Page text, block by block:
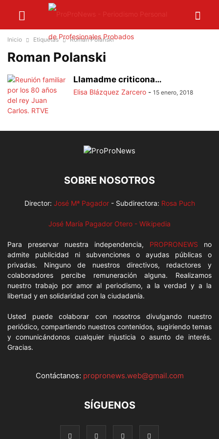
Inicio Etiquetas Roman Polanski
Roman Polanski
Llamadme criticona…
Elisa Blázquez Zarcero - 15 enero, 2018
SOBRE NOSOTROS
Director: José Mª Pagador- Subdirectora: Rosa Puch
José María Pagador Otero - Wikipedia
Para preservar nuestra independencia, PROPRONEWS no
admite publicidad ni subvenciones o ayudas públicas o
privadas. Ninguno de nuestros directivos, redactores y
colaboradores percibe remuneración alguna. Realizamos
nuestro trabajo por amor al periodismo, a la verdad y a la
libertad y en solidaridad con la ciudadanía.
Usted puede colaborar con nosotros divulgando nuestro
periódico, compartiendo nuestros contenidos, sugiriendo temas
y comunicándonos cualquier injusticia o asunto de interés.
Gracias.
Contáctanos: propronews.web@gmail.com
SÍGUENOS